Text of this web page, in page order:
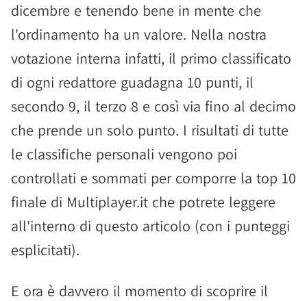
dicembre e tenendo bene in mente che
l'ordinamento ha un valore. Nella nostra
votazione interna infatti, il primo classificato
di ogni redattore guadagna 10 punti, il
secondo 9, il terzo 8 e così via fino al decimo
che prende un solo punto. I risultati di tutte
le classifiche personali vengono poi
controllati e sommati per comporre la top 10
finale di Multiplayer.it che potrete leggere
all'interno di questo articolo (con i punteggi
esplicitati).
E ora è davvero il momento di scoprire il